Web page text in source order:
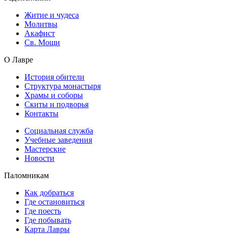
Житие и чудеса
Молитвы
Акафист
Св. Мощи
О Лавре
История обители
Структура монастыря
Храмы и соборы
Скиты и подворья
Контакты
Социальная служба
Учебные заведения
Мастерские
Новости
Паломникам
Как добраться
Где остановиться
Где поесть
Где побывать
Карта Лавры